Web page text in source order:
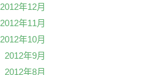
2012年12月
2012年11月
2012年10月
2012年9月
2012年8月